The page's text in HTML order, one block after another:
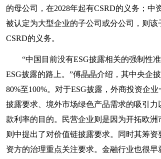
的母公司，在2028年起有CSRD的义务；中
被认定为大型企业的子公司或分公司，则该
CSRD的义务。
“中国目前没有ESG披露相关的强制性
ESG披露的路上。”傅晶晶介绍，其中央企
80%至100%。对于ESG披露，外商投资企
披露要求、境外市场绿色产品需求的吸引力
款利率的目的。民营企业则是因为开拓欧
则中提出了对价值链披露要求。同时其筹
资方的治理重点关注要求。金融行业也很早